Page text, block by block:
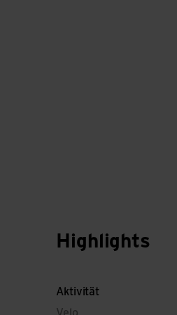
Highlights
Aktivität
Velo